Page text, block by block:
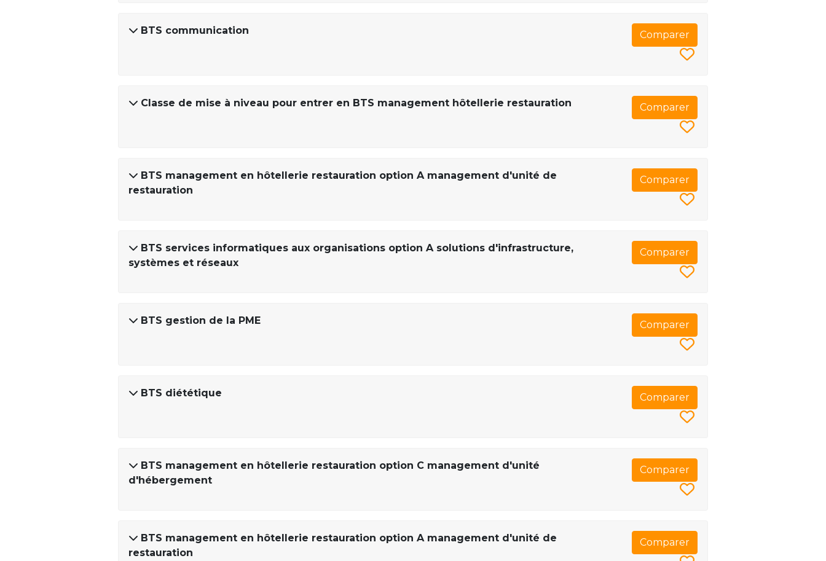
BTS communication Comparer
Classe de mise à niveau pour entrer en BTS management hôtellerie restauration Comparer
BTS management en hôtellerie restauration option A management d'unité de
restauration
Comparer
BTS services informatiques aux organisations option A solutions d'infrastructure,
systèmes et réseaux
Comparer
BTS gestion de la PME Comparer
BTS diététique Comparer
BTS management en hôtellerie restauration option C management d'unité
d'hébergement
Comparer
BTS management en hôtellerie restauration option A management d'unité de
restauration
Comparer